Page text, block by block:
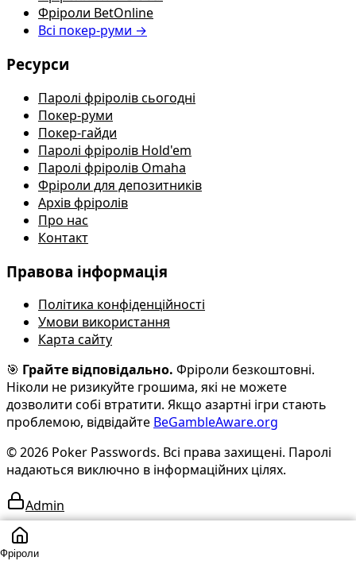
Фріроли BetOnline
Всі покер-руми →
Ресурси
Паролі фріролів сьогодні
Покер-руми
Покер-гайди
Паролі фріролів Hold'em
Паролі фріролів Omaha
Фріроли для депозитників
Архів фріролів
Про нас
Контакт
Правова інформація
Політика конфіденційності
Умови використання
Карта сайту
🎯 Грайте відповідально. Фріроли безкоштовні.
Ніколи не ризикуйте грошима, які не можете
дозволити собі втратити. Якщо азартні ігри стають
проблемою, відвідайте BeGambleAware.org
© 2026 Poker Passwords. Всі права захищені. Паролі
надаються виключно в інформаційних цілях.
Admin
Фріроли